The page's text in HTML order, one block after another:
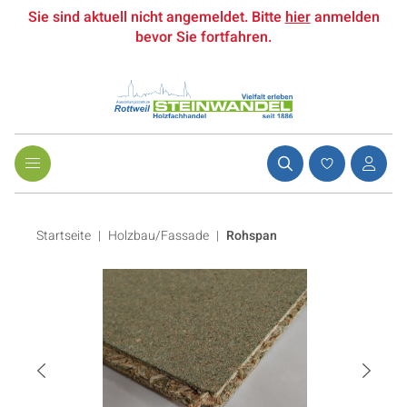
Sie sind aktuell nicht angemeldet. Bittehieranmelden
bevor Sie fortfahren.
Startseite Holzbau/Fassade | Rohspan